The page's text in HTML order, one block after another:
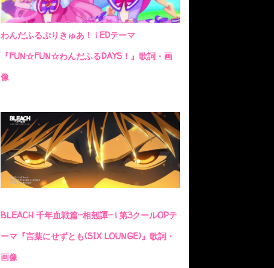
わんだふるぷりきゅあ！ | EDテーマ
『FUN☆FUN☆わんだふるDAYS！』歌詞・画
像
BLEACH 千年血戦篇-相剋譚- | 第3クールOPテ
ーマ『言葉にせずとも(SIX LOUNGE)』歌詞・
画像